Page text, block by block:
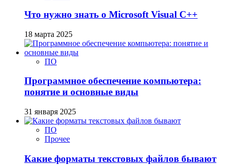
Что нужно знать о Microsoft Visual C++
18 марта 2025
ПО
Программное обеспечение компьютера:
понятие и основные виды
31 января 2025
ПО
Прочее
Какие форматы текстовых файлов бывают